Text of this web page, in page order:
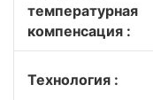
температурная
компенсация :
Технология :